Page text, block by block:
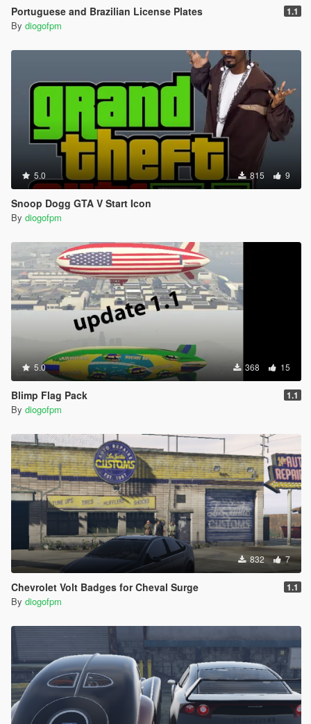
Portuguese and Brazilian License Plates 1.1
By diogofpm
5.0 815 9
Snoop Dogg GTA V Start Icon
By diogofpm
5.0 368 15
Blimp Flag Pack 1.1
By diogofpm
832 7
Chevrolet Volt Badges for Cheval Surge 1.1
By diogofpm